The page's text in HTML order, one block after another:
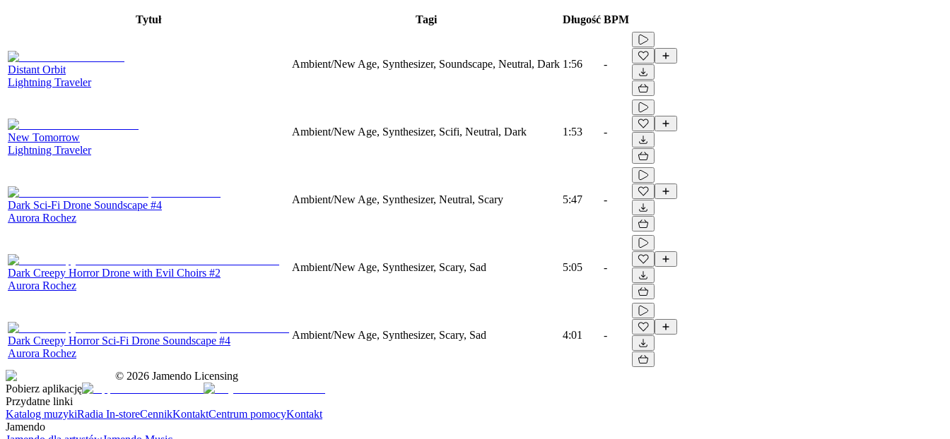
Tytuł Tagi Długość BPM
Distant Orbit
Lightning Traveler
Ambient/New Age, Synthesizer, Soundscape, Neutral, Dark 1:56 -
New Tomorrow
Lightning Traveler
Ambient/New Age, Synthesizer, Scifi, Neutral, Dark 1:53 -
Dark Sci-Fi Drone Soundscape #4
Aurora Rochez
Ambient/New Age, Synthesizer, Neutral, Scary 5:47 -
Dark Creepy Horror Drone with Evil Choirs #2
Aurora Rochez
Ambient/New Age, Synthesizer, Scary, Sad 5:05 -
Dark Creepy Horror Sci-Fi Drone Soundscape #4
Aurora Rochez
Ambient/New Age, Synthesizer, Scary, Sad 4:01 -
© 2026 Jamendo Licensing
Pobierz aplikację
Przydatne linki
Katalog muzykiRadia In-storeCennikKontaktCentrum pomocyKontakt
Jamendo